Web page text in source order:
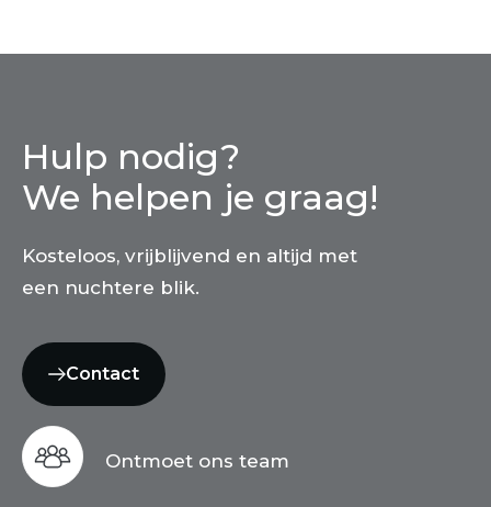
Hulp nodig?
We helpen je graag!
Kosteloos, vrijblijvend en altijd met
een nuchtere blik.
Contact
Ontmoet ons team